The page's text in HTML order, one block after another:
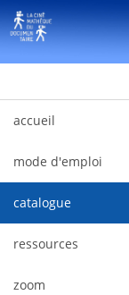
内容へスキップ
accueil
mode d'emploi
catalogue
ressources
zoom